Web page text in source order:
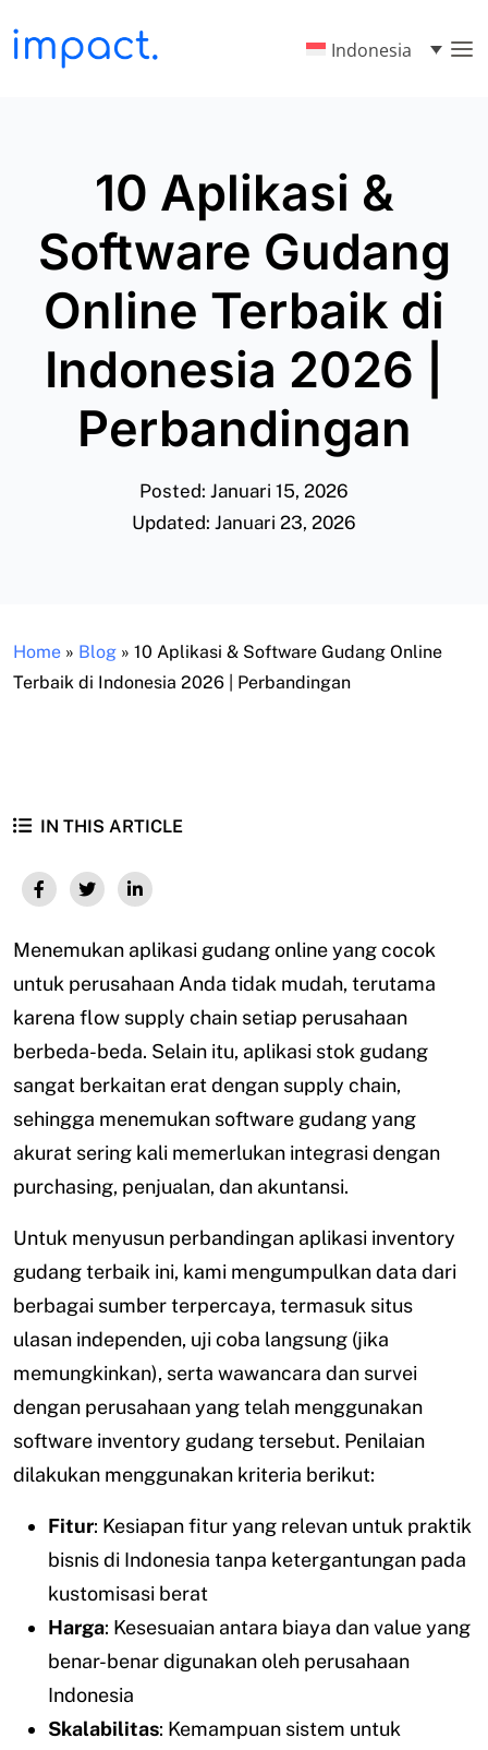
Indonesia
10 Aplikasi &
Software Gudang
Online Terbaik di
Indonesia 2026 |
Perbandingan
Posted: Januari 15, 2026
Updated: Januari 23, 2026
Home » Blog » 10 Aplikasi & Software Gudang Online
Terbaik di Indonesia 2026 | Perbandingan
IN THIS ARTICLE
Menemukan aplikasi gudang online yang cocok
untuk perusahaan Anda tidak mudah, terutama
karena flow supply chain setiap perusahaan
berbeda-beda. Selain itu, aplikasi stok gudang
sangat berkaitan erat dengan supply chain,
sehingga menemukan software gudang yang
akurat sering kali memerlukan integrasi dengan
purchasing, penjualan, dan akuntansi.
Untuk menyusun perbandingan aplikasi inventory
gudang terbaik ini, kami mengumpulkan data dari
berbagai sumber terpercaya, termasuk situs
ulasan independen, uji coba langsung (jika
memungkinkan), serta wawancara dan survei
dengan perusahaan yang telah menggunakan
software inventory gudang tersebut. Penilaian
dilakukan menggunakan kriteria berikut:
Fitur: Kesiapan fitur yang relevan untuk praktik
bisnis di Indonesia tanpa ketergantungan pada
kustomisasi berat
Harga: Kesesuaian antara biaya dan value yang
benar-benar digunakan oleh perusahaan
Indonesia
Skalabilitas: Kemampuan sistem untuk